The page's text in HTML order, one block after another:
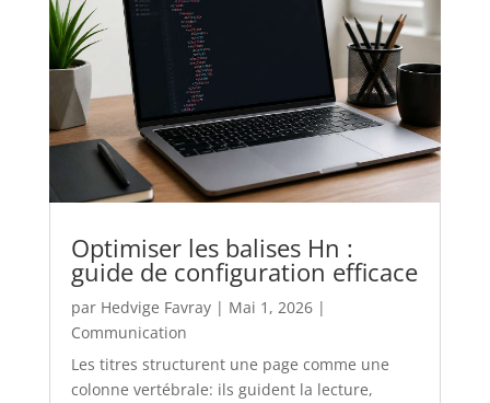
Optimiser les balises Hn :
guide de configuration efficace
par Hedvige Favray| Mai 1, 2026|
Communication
Les titres structurent une page comme une
colonne vertébrale: ils guident la lecture,